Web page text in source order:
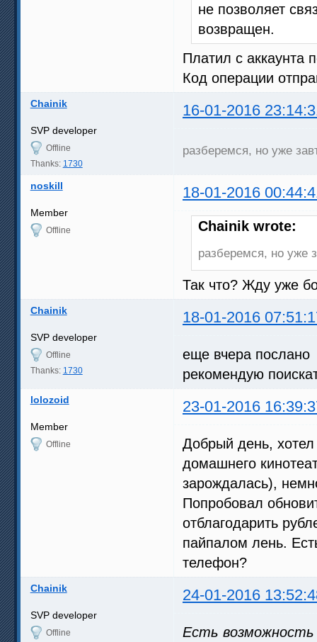
не позволяет
возвращен.
Платил с аккаунта
Код операции
Chainik 16-01-2016
SVP developer
Offline
Thanks: 1730
разберемся, но уже
noskill 18-01-2016
Member
Offline Chainik wrote:
разберемся, но уже
Так что? Жду уже
Chainik 18-01-2016
SVP developer
Offline
Thanks: 1730
еще вчера послано
рекомендую
lolozoid 23-01-2016
Member
Offline
Добрый день,
домашнего
зарождалась),
Попробовал
отблагодарить
пайпалом лень.
телефон?
Chainik 24-01-2016
SVP developer
Offline
Есть возможность